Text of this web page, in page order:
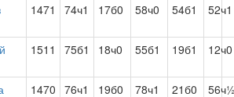
1471 74ч1 17б0 58ч0 54б1 52ч1
1511 75б1 18ч0 55б1 19б1 12ч0
1470 76ч1 19б0 78ч1 21б0